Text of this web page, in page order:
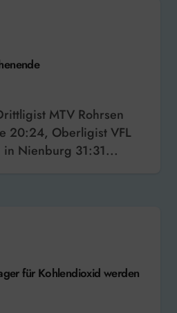
20:24, Oberligist VFL
in Nienburg 31:31...
für Kohlendioxid werden